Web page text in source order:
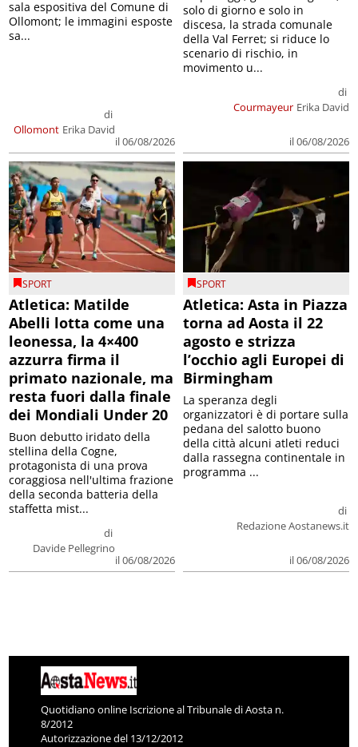
Ollomont
di
Erika David
il 06/08/2026
sala espositiva del Comune di
Ollomont; le immagini esposte
sa...
Courmayeur
di
Erika David
il 06/08/2026
solo di giorno e solo in
discesa, la strada comunale
della Val Ferret; si riduce lo
scenario di rischio, in
movimento u...
SPORT
Atletica: Matilde
Abelli lotta come una
leonessa, la 4×400
azzurra firma il
primato nazionale, ma
resta fuori dalla finale
dei Mondiali Under 20
di
Davide Pellegrino
il 06/08/2026
Buon debutto iridato della
stellina della Cogne,
protagonista di una prova
coraggiosa nell'ultima frazione
della seconda batteria della
staffetta mist...
SPORT
Atletica: Asta in Piazza
torna ad Aosta il 22
agosto e strizza
l’occhio agli Europei di
Birmingham
di
Redazione Aostanews.it
il 06/08/2026
La speranza degli
organizzatori è di portare sulla
pedana del salotto buono
della città alcuni atleti reduci
dalla rassegna continentale in
programma ...
Quotidiano online Iscrizione al Tribunale di Aosta n.
8/2012
Autorizzazione del 13/12/2012